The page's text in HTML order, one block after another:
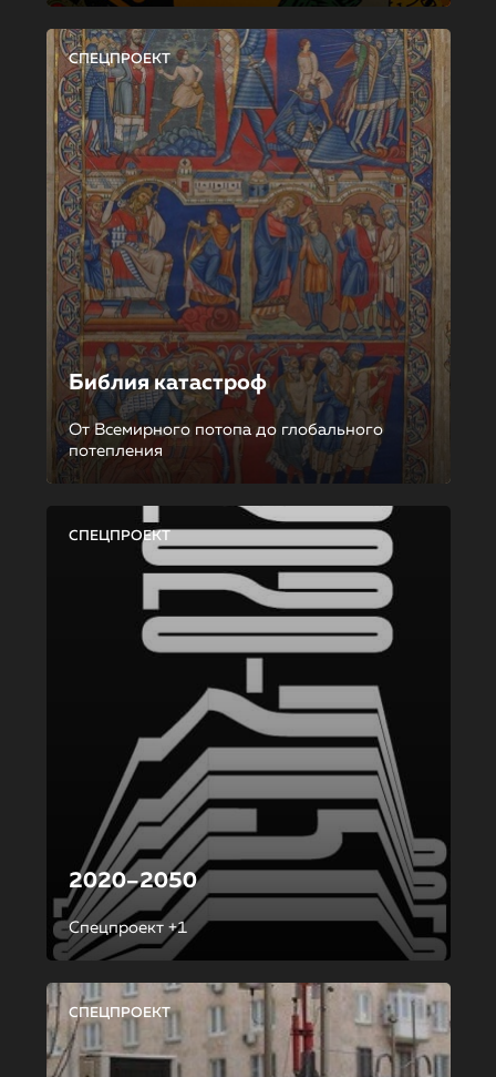
СПЕЦПРОЕКТ
Библия катастроф
От Всемирного потопа до глобального
потепления
СПЕЦПРОЕКТ
2020–2050
Спецпроект +1
СПЕЦПРОЕКТ